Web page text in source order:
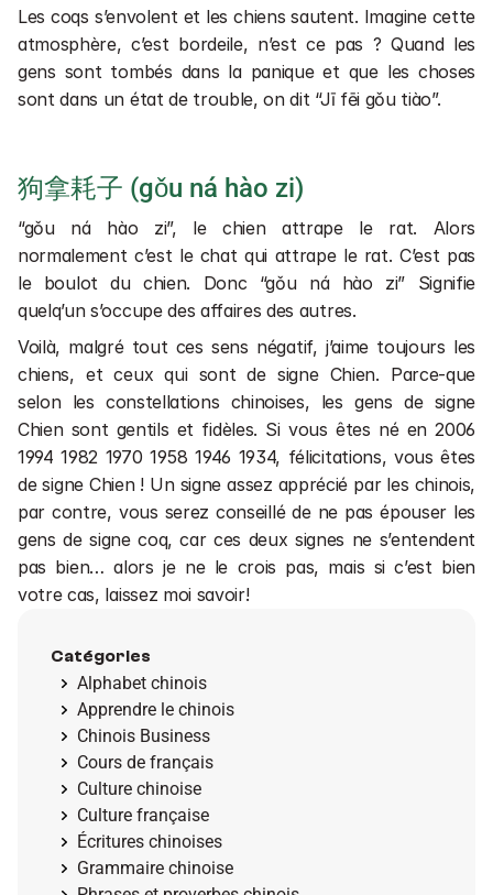
Les coqs s’envolent et les chiens sautent. Imagine cette
atmosphère, c’est bordeile, n’est ce pas ? Quand les
gens sont tombés dans la panique et que les choses
sont dans un état de trouble, on dit “Jī fēi gǒu tiào”.
狗拿耗子 (gǒu ná hào zi)
“gǒu ná hào zi”, le chien attrape le rat. Alors
normalement c’est le chat qui attrape le rat. C’est pas
le boulot du chien. Donc “gǒu ná hào zi” Signifie
quelq’un s’occupe des affaires des autres.
Voilà, malgré tout ces sens négatif, j’aime toujours les
chiens, et ceux qui sont de signe Chien. Parce-que
selon les constellations chinoises, les gens de signe
Chien sont gentils et fidèles. Si vous êtes né en 2006
1994 1982 1970 1958 1946 1934, félicitations, vous êtes
de signe Chien ! Un signe assez apprécié par les chinois,
par contre, vous serez conseillé de ne pas épouser les
gens de signe coq, car ces deux signes ne s’entendent
pas bien… alors je ne le crois pas, mais si c’est bien
votre cas, laissez moi savoir!
Catégories
Alphabet chinois
Apprendre le chinois
Chinois Business
Cours de français
Culture chinoise
Culture française
Écritures chinoises
Grammaire chinoise